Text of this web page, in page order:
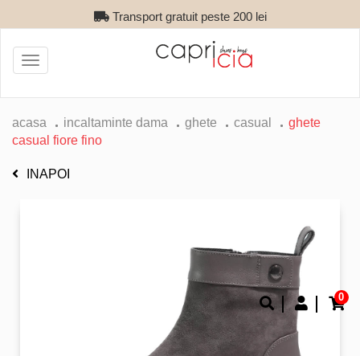
Transport gratuit peste 200 lei
0
Toggle
navigation
acasa incaltaminte dama ghete casual
ghete
casual fiore fino
INAPOI